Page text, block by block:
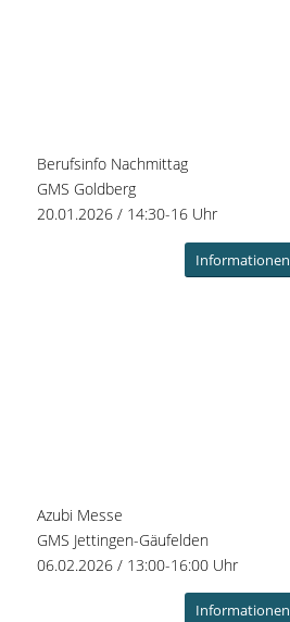
Berufsinfo Nachmittag
GMS Goldberg
20.01.2026 / 14:30-16 Uhr
Informationen
Azubi Messe
GMS Jettingen-Gäufelden
06.02.2026 / 13:00-16:00 Uhr
Informationen